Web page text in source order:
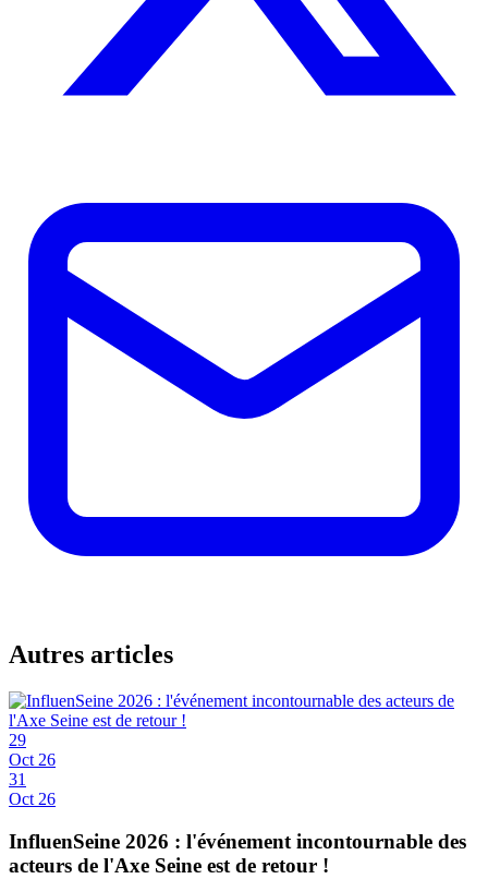
Autres articles
29
Oct 26
31
Oct 26
InfluenSeine 2026 : l'événement incontournable des
acteurs de l'Axe Seine est de retour !